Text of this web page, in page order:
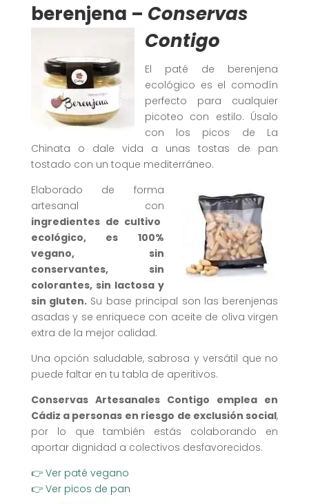
berenjena – Conservas
Contigo
El paté de berenjena
ecológico es el comodín
perfecto para cualquier
picoteo con estilo. Úsalo
con los picos de La
Chinata o dale vida a unas tostas de pan
tostado con un toque mediterráneo.
Elaborado de forma
artesanal con
ingredientes de cultivo
ecológico, es 100%
vegano, sin
conservantes, sin
colorantes, sin lactosa y
sin gluten. Su base principal son las berenjenas
asadas y se enriquece con aceite de oliva virgen
extra de la mejor calidad.
Una opción saludable, sabrosa y versátil que no
puede faltar en tu tabla de aperitivos.
Conservas Artesanales Contigo emplea en
Cádiz a personas en riesgo de exclusión social,
por lo que también estás colaborando en
aportar dignidad a colectivos desfavorecidos.
👉 Ver paté vegano
👉 Ver picos de pan